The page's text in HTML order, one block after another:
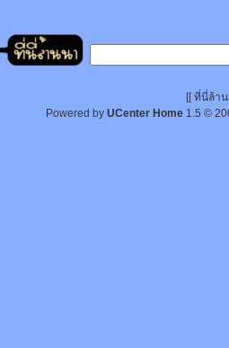
[[ ที่นี่ล้า
Powered by UCenter Home 1.5 ©